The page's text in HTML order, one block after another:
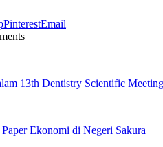
PinterestEmail
13th Dentistry Scientific Meeting
Ekonomi di Negeri Sakura